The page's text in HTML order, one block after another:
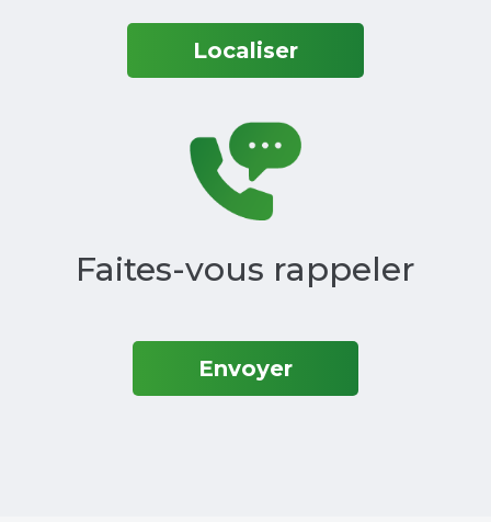
Localiser
Faites-vous rappeler
Envoyer